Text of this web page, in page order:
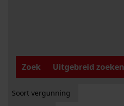
Zoek
Uitgebreid zoeken
Soort vergunning